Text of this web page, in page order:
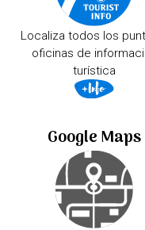
Localiza todos los
oficinas de
turística
Google Maps